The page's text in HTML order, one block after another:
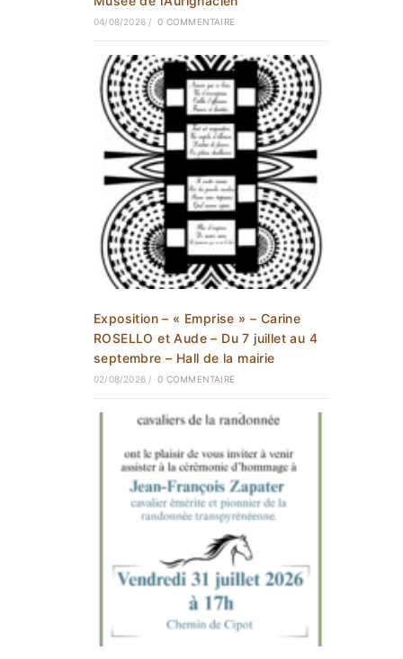
04/08/2026 / 0 COMMENTAIRE
Exposition – « Emprise » – Carine
ROSELLO et Aude – Du 7 juillet au 4
septembre – Hall de la mairie
02/08/2026 / 0 COMMENTAIRE